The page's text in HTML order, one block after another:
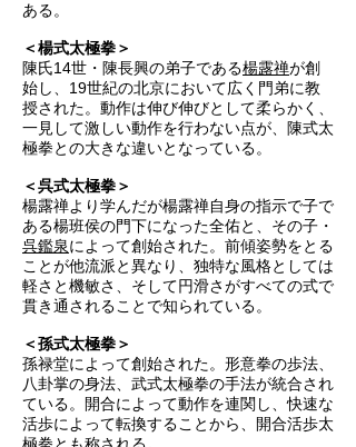
ある。
＜楊式太極拳＞
陳氏14世・陳長興の弟子である楊露禅が創
始し、19世紀の北京において広く門弟に教
授された。動作は伸び伸びとして柔らかく、
一見して激しい動作を行わない点が、陳式太
極拳との大きな違いとなっている。
＜呉式太極拳＞
楊露禅より学んだが楊露禅自身の指示で子で
ある楊班侯の門下になった全佑と、その子・
呉鑑泉によって創始された。前傾姿勢をとる
ことが他流派と異なり、独特な風格としては
軽さと機敏さ、そして円滑さがすべての式で
貫き通されることで知られている。
＜孫式太極拳＞
孫禄堂によって創始された。形意拳の歩法、
八卦掌の身法、武式太極拳の手法が統合され
ている。開合によって動作を連関し、快速な
活歩によって転換することから、開合活歩太